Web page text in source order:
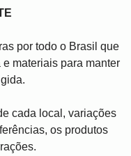
por todo o Brasil que
materiais para manter
cada local, variações
os produtos